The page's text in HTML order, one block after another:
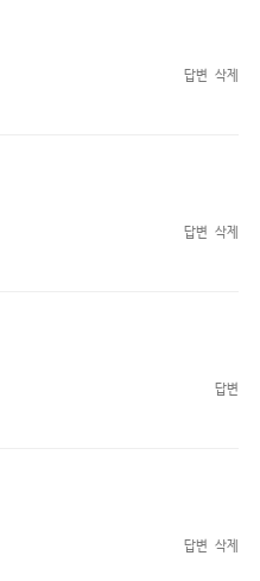
답변 삭제
답변 삭제
답변
답변 삭제